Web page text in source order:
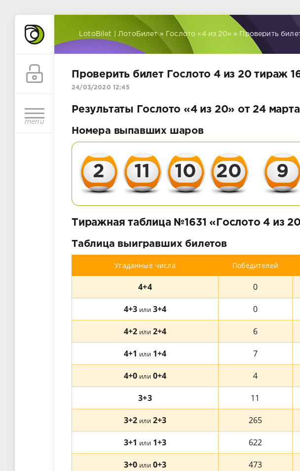
menu
LotoBilet | ЛотоБилет» Гослото «4 из 20» » Проверить
Проверить билет Гослото 4 из 20 тираж
24/03/2020 12:45
Результаты Гослото «4 из 20» от 24
Номера выпавших шаров
2 11 10 20 9
Тиражная таблица №1631 «Гослото 4 из
Таблица выигравших билетов
Угаданные числа Победителей
4+4 0
4+3 или3+4 0
4+2 или2+4 6
4+1 или1+4 7
4+0 или0+4 4
3+3 11
3+2 или2+3 265
3+1 или1+3 622
3+0 или0+3 473